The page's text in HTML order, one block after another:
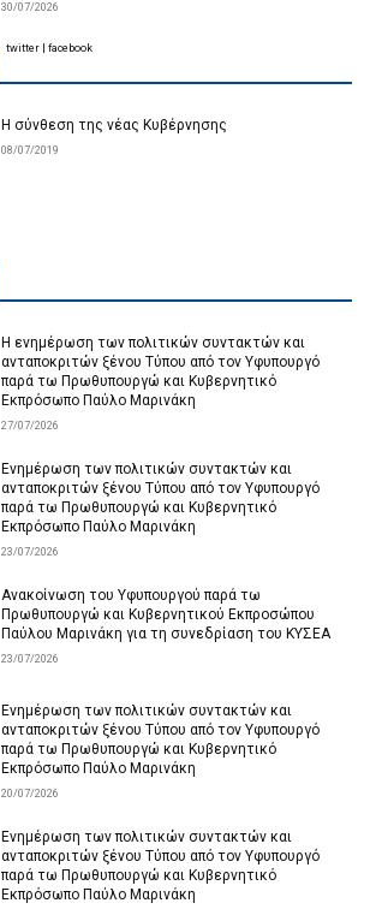
30/07/2026
Η σύνθεση της νέας Κυβέρνησης
08/07/2019
twitter facebook
Η ενημέρωση των πολιτικών συντακτών και
ανταποκριτών ξένου Τύπου από τον Υφυπουργό
παρά τω Πρωθυπουργώ και Κυβερνητικό
Εκπρόσωπο Παύλο Μαρινάκη
27/07/2026
Ενημέρωση των πολιτικών συντακτών και
ανταποκριτών ξένου Τύπου από τον Υφυπουργό
παρά τω Πρωθυπουργώ και Κυβερνητικό
Εκπρόσωπο Παύλο Μαρινάκη
23/07/2026
Ανακοίνωση του Υφυπουργού παρά τω
Πρωθυπουργώ και Κυβερνητικού Εκπροσώπου
Παύλου Μαρινάκη για τη συνεδρίαση του ΚΥΣΕΑ
23/07/2026
Ενημέρωση των πολιτικών συντακτών και
ανταποκριτών ξένου Τύπου από τον Υφυπουργό
παρά τω Πρωθυπουργώ και Κυβερνητικό
Εκπρόσωπο Παύλο Μαρινάκη
20/07/2026
Ενημέρωση των πολιτικών συντακτών και
ανταποκριτών ξένου Τύπου από τον Υφυπουργό
παρά τω Πρωθυπουργώ και Κυβερνητικό
Εκπρόσωπο Παύλο Μαρινάκη